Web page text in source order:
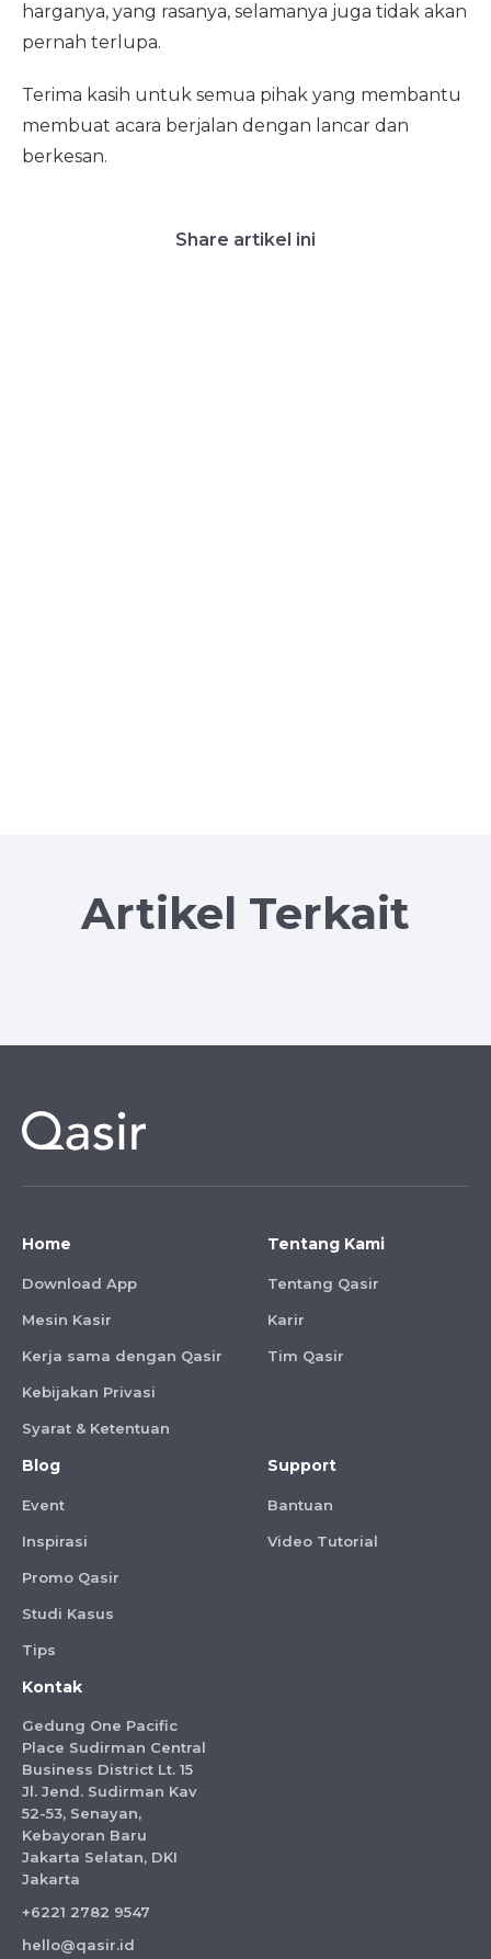
harganya, yang rasanya, selamanya juga tidak akan
pernah terlupa.
Terima kasih untuk semua pihak yang membantu
membuat acara berjalan dengan lancar dan
berkesan.
Share artikel ini
Artikel Terkait
Home
Download App
Mesin Kasir
Kerja sama dengan Qasir
Kebijakan Privasi
Syarat & Ketentuan
Tentang Kami
Tentang Qasir
Karir
Tim Qasir
Blog
Event
Inspirasi
Promo Qasir
Studi Kasus
Tips
Support
Bantuan
Video Tutorial
Kontak
Gedung One Pacific
Place Sudirman Central
Business District Lt. 15
Jl. Jend. Sudirman Kav
52-53, Senayan,
Kebayoran Baru
Jakarta Selatan, DKI
Jakarta
+6221 2782 9547
hello@qasir.id